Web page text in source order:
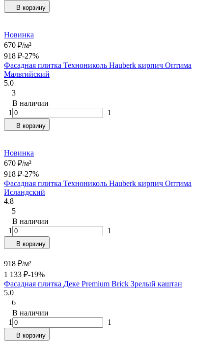
В корзину
Новинка
670 ₽/м²
918 ₽-27%
Фасадная плитка Технониколь Hauberk кирпич Оптима
Мальтийский
5.0
3
В наличии
1
1
В корзину
Новинка
670 ₽/м²
918 ₽-27%
Фасадная плитка Технониколь Hauberk кирпич Оптима
Исландский
4.8
5
В наличии
1
1
В корзину
918 ₽/м²
1 133 ₽-19%
Фасадная плитка Деке Premium Brick Зрелый каштан
5.0
6
В наличии
1
1
В корзину